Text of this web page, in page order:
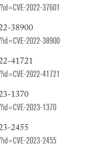
2022-37601
38900
2022-38900
41721
2022-41721
1370
2023-1370
2455
2023-2455